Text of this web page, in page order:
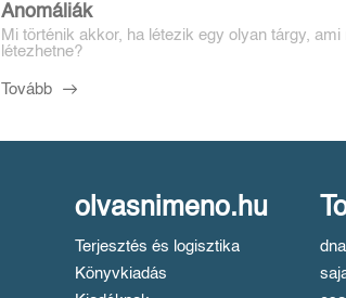
Anomáliák
Mi történik akkor, ha létezik egy olyan tárgy, ami
létezhetne?
Tovább
olvasnimeno.hu
Terjesztés és logisztika
Könyvkiadás